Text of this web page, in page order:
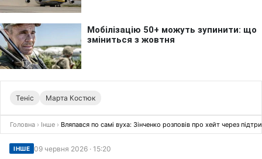
Теніс Марта Костюк
Головна › Інше › Вляпався по самі вуха: Зінченко розповів про хейт через
ІНШЕ 09 червня 2026 · 15:20